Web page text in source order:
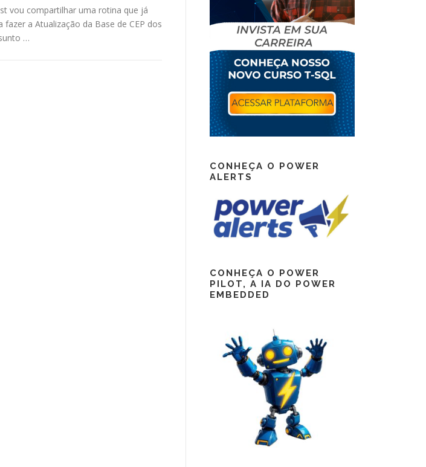
vou compartilhar uma rotina que já
a Atualização da Base de CEP dos
…
CONHEÇA O POWER
ALERTS
CONHEÇA O POWER
PILOT, A IA DO POWER
EMBEDDED